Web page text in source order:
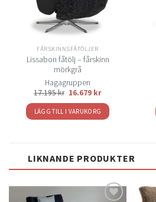
FÅRSKINNSFÅTÖLJER
Lissabon fåtölj – fårskinn
mörkgrå
Hagagruppen
17.195kr 16.679 kr
LÄGG TILL I VARUKORG
LIKNANDE PRODUKTER